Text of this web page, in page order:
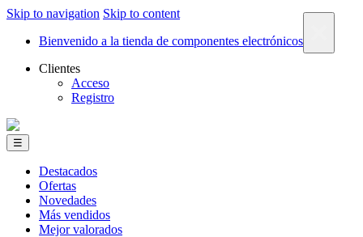
Skip to navigation Skip to content
Bienvenido a la tienda de componentes electrónicos
Clientes
Acceso
Registro
☰
Destacados
Ofertas
Novedades
Más vendidos
Mejor valorados